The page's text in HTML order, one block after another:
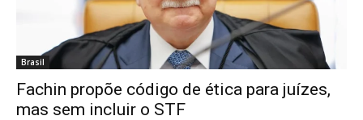
Brasil
Fachin propõe código de ética para juízes,
mas sem incluir o STF